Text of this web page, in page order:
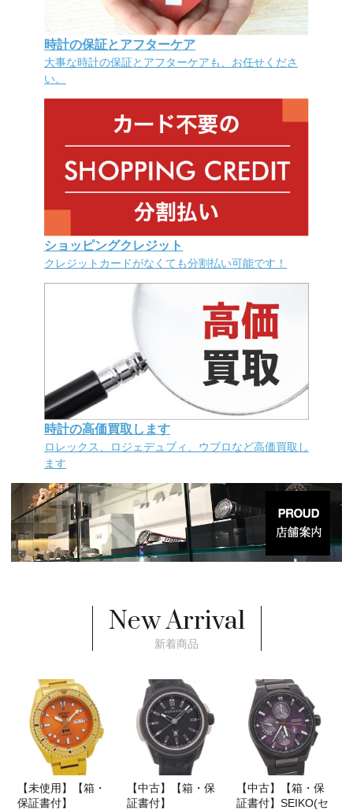
時計の保証とアフターケア
大事な時計の保証とアフターケアも、お任せくださ
い。
ショッピングクレジット
クレジットカードがなくても分割払い可能です！
時計の高価買取します
ロレックス、ロジェデュブィ、ウブロなど高価買取し
ます
New Arrival
新着商品
【未使用】【箱・
保証書付】
【中古】【箱・保
証書付】
【中古】【箱・保
証書付】SEIKO(セ